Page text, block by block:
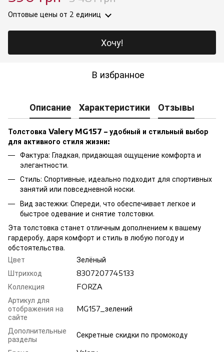
Оптовые цены от 2 единиц
Хочу!
В избранное
Описание Характеристики Отзывы
Толстовка Valery MG157 – удобный и стильный выбор
для активного стиля жизни:
Фактура: Гладкая, придающая ощущение комфорта и
элегантности.
Стиль: Спортивные, идеально подходит для спортивных
занятий или повседневной носки.
Вид застежки: Спереди, что обеспечивает легкое и
быстрое одевание и снятие толстовки.
Эта толстовка станет отличным дополнением к вашему
гардеробу, даря комфорт и стиль в любую погоду и
обстоятельства.
Цвет
Зелёный
Штрихкод
8307207745133
Коллекция
FORZA
Артикул для
отображения на
сайте
MG157_зелений
Дополнительные
разделы
Секретные скидки по промокоду